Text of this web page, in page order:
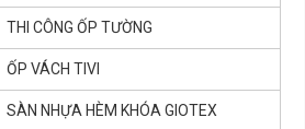
THI CÔNG ỐP TƯỜNG
ỐP VÁCH TIVI
SÀN NHỰA HÈM KHÓA GlOTEX